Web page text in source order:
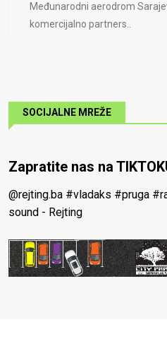
Međunarodni aerodrom
komercijalno partners..
SOCIJALNE MREŽE
Zapratite nas na
@rejting.ba #vladaks #pruga
sound - Rejting